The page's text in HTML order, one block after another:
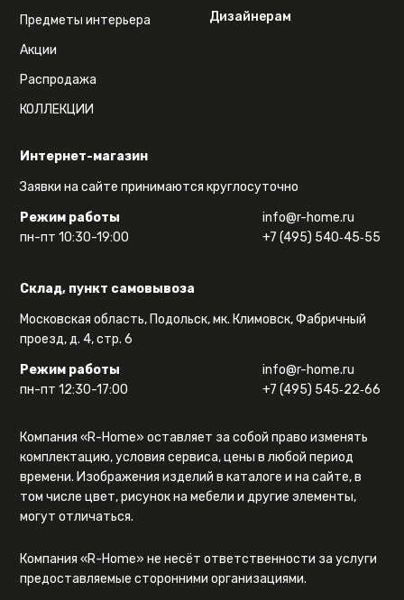
Интернет-магазин
Заявки на сайте принимаются круглосуточно
Режим работы
пн-пт 10:30-19:00
info@r-home.ru
+7 (495) 540‑45‑55
Склад, пункт самовывоза
Московская область, Подольск, мк. Климовск, Фабричный
проезд, д. 4, стр. 6
Режим работы
пн-пт 12:30-17:00
info@r-home.ru
+7 (495) 545‑22‑66
Предметы интерьера
Акции
Распродажа
КОЛЛЕКЦИИ
Дизайнерам
Компания «R-Home» оставляет за собой право изменять
комплектацию, условия сервиса, цены в любой период
времени. Изображения изделий в каталоге и на сайте, в
том числе цвет, рисунок на мебели и другие элементы,
могут отличаться.
Компания «R-Home» не несёт ответственности за услуги
предоставляемые сторонними организациями.